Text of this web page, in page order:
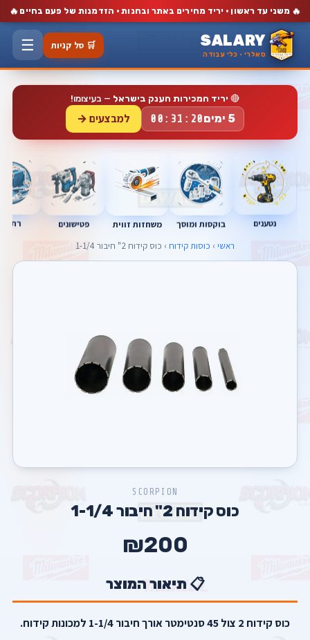
🔥 משני עד ראשון · יריד מחירים באתר ובחנות · הזדמנות של פעם בחיים 🔥
SALARY
סאלרי · כלי עבודה
🛒 סל קניות ☰
🔴 יריד המכירות הענק בישראל — בעיצומו!
5 ימים 00:31:19 למבצעים →
נטענים בוקסות ומוסך משחזות זווית פטישונים
ראשי › כוסות קידוח › כוס קידוח 2" חיבור 1-1/4⁩
SCORPION
כוס קידוח 2" חיבור 1-1/4⁩
₪200
📋 תיאור המוצר
כוס קידוח 2 צול 45 סנטימטר אורך חיבור 1-1/4 למכונות קידוח.